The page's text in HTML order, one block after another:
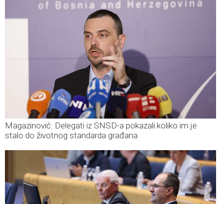
Magazinović: Delegati iz SNSD-a pokazali koliko im je
stalo do životnog standarda građana